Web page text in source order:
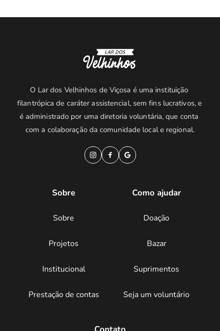
O Lar dos Velhinhos de Viçosa é uma instituição
filantrópica de caráter assistencial, sem fins lucrativos, e
é administrado por uma diretoria voluntária, que conta
com a colaboração da comunidade local e regional.
Sobre
Sobre
Projetos
Institucional
Prestação de contas
Como ajudar
Doação
Bazar
Suprimentos
Seja um voluntário